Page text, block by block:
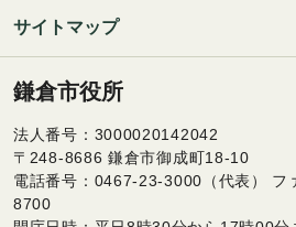
サイトマップ
鎌倉市役所
法人番号：3000020142042
〒248-8686 鎌倉市御成町18-10
電話番号：0467-23-3000（代表） フ
8700